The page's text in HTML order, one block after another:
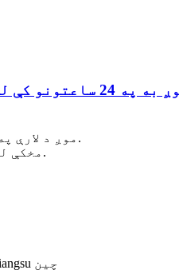
موږ د لارې په هر ګام کې غوره، جامع پیرودونکي خدمت وړاندې کوو.
مخکې له دې چې امر ورکړئ، په ریښتیني وخت کې پوښتنې وکړئ.
اضافه کړئ: No.199 Yingchun لویدیځ سړک Taizhou، Jiangsu چین